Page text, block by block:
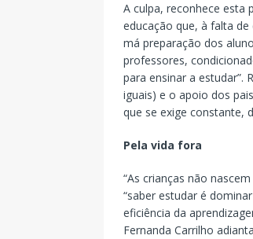
A culpa, reconhece esta
educação que, à falta de
má preparação dos
professores,
para ensinar a estudar”.
iguais) e o apoio dos
que se exige constante,
Pela vida fora
“As crianças não
“saber estudar é
eficiência da
Fernanda Carrilho